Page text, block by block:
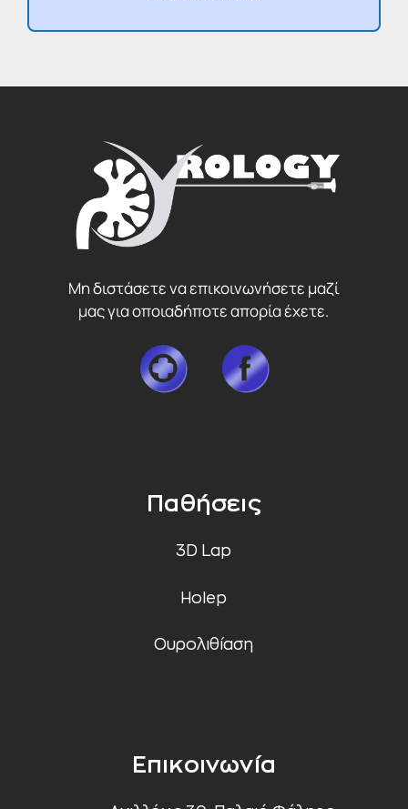
Μη διστάσετε να επικοινωνήσετε μαζί
μας για οποιαδήποτε απορία έχετε.
Παθήσεις
3D Lap
Holep
Ουρολιθίαση
Επικοινωνία